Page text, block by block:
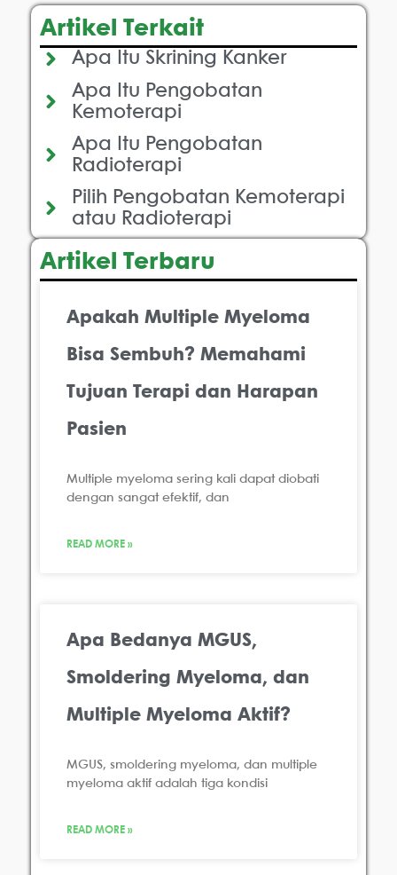
Artikel Terkait
Apa Itu Skrining Kanker
Apa Itu Pengobatan
Kemoterapi
Apa Itu Pengobatan
Radioterapi
Pilih Pengobatan Kemoterapi
atau Radioterapi
Artikel Terbaru
Apakah Multiple Myeloma
Bisa Sembuh? Memahami
Tujuan Terapi dan Harapan
Pasien
Multiple myeloma sering kali dapat diobati
dengan sangat efektif, dan
READ MORE »
Apa Bedanya MGUS,
Smoldering Myeloma, dan
Multiple Myeloma Aktif?
MGUS, smoldering myeloma, dan multiple
myeloma aktif adalah tiga kondisi
READ MORE »